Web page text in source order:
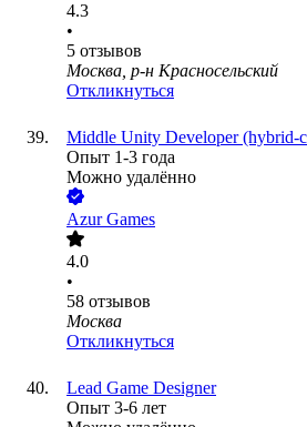
4.3
•
5 отзывов
Москва, р-н Красносельский
Откликнуться
Middle Unity Developer (hybrid-
Опыт 1-3 года
Можно удалённо
Azur Games
4.0
•
58 отзывов
Москва
Откликнуться
Lead Game Designer
Опыт 3-6 лет